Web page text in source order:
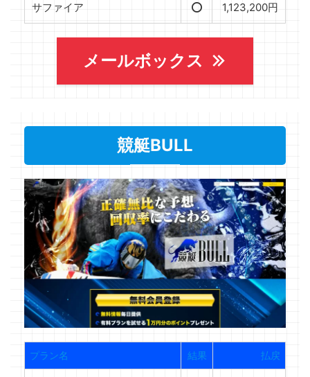
サファイア ⭕️ 1,123,200円
メールボックス
競艇BULL
プラン名 結果 払戻